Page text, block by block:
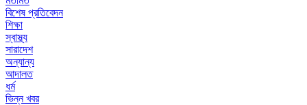
বিশেষ প্রতিবেদন
শিক্ষা
স্বাস্থ্য
সারাদেশ
অন্যান্য
আদালত
ধর্ম
ভিন্ন খবর